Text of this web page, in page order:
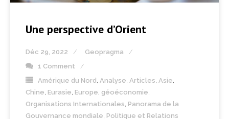
Une perspective d’Orient
Déc 29, 2022
Geopragma
1 Comment
Amérique du Nord , Analyse, Articles, Asie,
Chine, Eurasie, Europe, géoéconomie,
Organisations Internationales, Panorama de la
Gouvernance mondiale, Politique et Relations